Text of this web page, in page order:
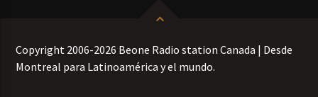
Copyright 2006-2026 Beone Radio station Canada | Desde
Montreal para Latinoamérica y el mundo.